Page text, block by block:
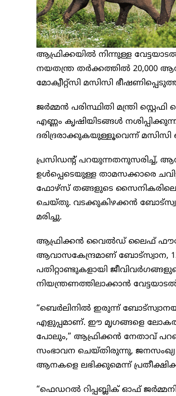
ആഫ്രിക്കയിൽ നിന്നുള്ള
നയതന്ത്ര തർക്കത്തിൽ 20,000
മോക്വീറ്റ്സി മസിസി
ജർമ്മൻ പരിസ്ഥിതി മന്ത്രി
എണ്ണം കൃഷിയിടങ്ങൾ
ദരിദ്രരാക്കുകയുള്ളൂവെന്ന്
പ്രസിഡൻ്റ് പറയുന്നതനുസരിച്ച്,
ഉൾപ്പെടെയുള്ള താമസക്കാരെ
ഫോഴ്‌സ് തങ്ങളുടെ
ചെയ്തു. വടക്കുകിഴക്കൻ
മരിച്ചു.
ആഫ്രിക്കൻ വൈൽഡ് ലൈഫ്
ആവാസകേന്ദ്രമാണ് ബോട്സ്വാന,
പതിറ്റാണ്ടുകളായി
നിയന്ത്രണത്തിലാക്കാൻ
“ബെർലിനിൽ ഇരുന്ന്
എളുപ്പമാണ്. ഈ മൃഗങ്ങളെ
പോലും,” ആഫ്രിക്കൻ നേതാവ്
സംഭാവന ചെയ്തിരുന്നു,
ആനകളെ ലഭിക്കുമെന്ന്
“ഫെഡറൽ റിപ്പബ്ലിക് ഓഫ്